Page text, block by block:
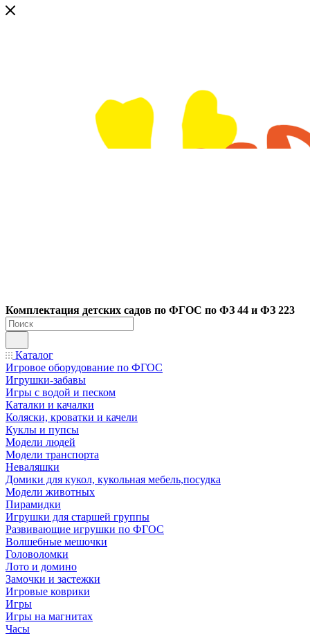
Комплектация детских садов по ФГОC по ФЗ 44 и ФЗ 223
Каталог
Игровое оборудование по ФГОС
Игрушки-забавы
Игры с водой и песком
Каталки и качалки
Коляски, кроватки и качели
Куклы и пупсы
Модели людей
Модели транспорта
Неваляшки
Домики для кукол, кукольная мебель,посудка
Модели животных
Пирамидки
Игрушки для старшей группы
Развивающие игрушки по ФГОС
Волшебные мешочки
Головоломки
Лото и домино
Замочки и застежки
Игровые коврики
Игры
Игры на магнитах
Часы